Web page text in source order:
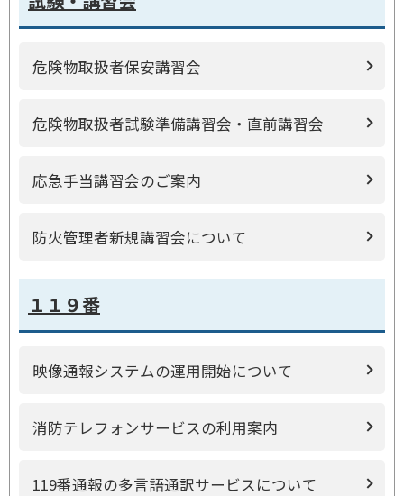
危険物取扱者保安講習会
危険物取扱者試験準備講習会・直前講習会
応急手当講習会のご案内
防火管理者新規講習会について
１１９番
映像通報システムの運用開始について
消防テレフォンサービスの利用案内
119番通報の多言語通訳サービスについて